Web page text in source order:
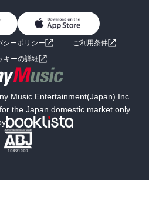
男子向けラノベ
小説
海外小説
SF
文学
お問い合わせ
シーポリシー
ご利用条件
キーの詳細
Music Entertainment(Japan) Inc.
the Japan domestic market only